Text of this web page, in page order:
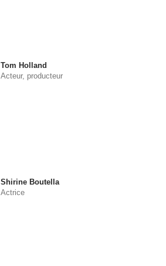
Tom Holland
Acteur, producteur
Shirine Boutella
Actrice